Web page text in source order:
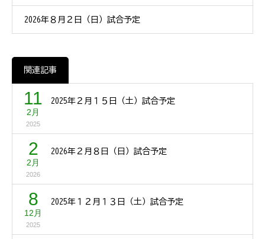
2026年８月２日（日）試合予定
関連記事
11
2月
2025
2025年２月１５日（土）試合予定
2
2月
2026
2026年２月８日（日）試合予定
8
12月
2025
2025年１２月１３日（土）試合予定